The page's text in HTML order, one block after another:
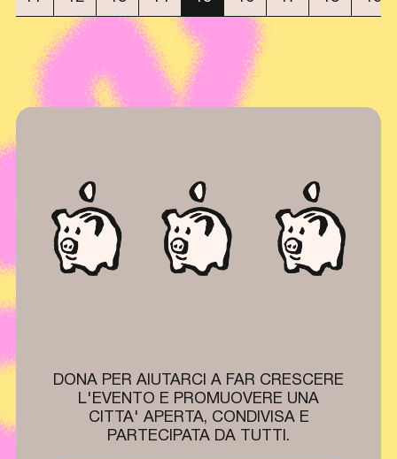
DONA PER AIUTARCI A FAR CRESCERE
L'EVENTO E PROMUOVERE UNA
CITTA' APERTA, CONDIVISA E
PARTECIPATA DA TUTTI.